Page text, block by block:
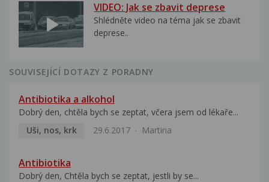
VIDEO: Jak se zbavit deprese
Shlédněte video na téma jak se zbavit
deprese..
SOUVISEJÍCÍ DOTAZY Z PORADNY
Antibiotika a alkohol
Dobrý den, chtěla bych se zeptat, včera jsem od lékaře...
Uši, nos, krk
29.6.2017 Martina
Antibiotika
Dobrý den, Chtěla bych se zeptat, jestli by se...